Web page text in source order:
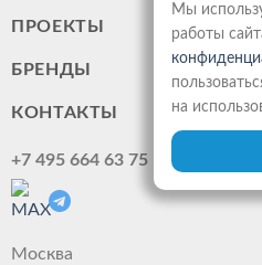
ПРОЕКТЫ
БРЕНДЫ
КОНТАКТЫ
+7 495 664 63 75
Москва
Мы
работы
на